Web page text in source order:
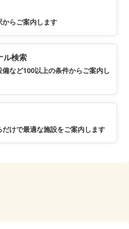
からご案内します
ル検索
など100以上の条件からご案内し
だけで最適な施設をご案内します